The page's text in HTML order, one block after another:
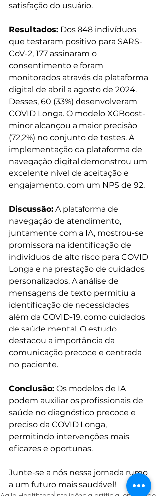
satisfação do usuário.
Resultados: Dos 848 indivíduos
que testaram positivo para SARS-
CoV-2, 177 assinaram o
consentimento e foram
monitorados através da plataforma
digital de abril a agosto de 2024.
Desses, 60 (33%) desenvolveram
COVID Longa. O modelo XGBoost-
minor alcançou a maior precisão
(72,2%) no conjunto de testes. A
implementação da plataforma de
navegação digital demonstrou um
excelente nível de aceitação e
engajamento, com um NPS de 92.
Discussão: A plataforma de
navegação de atendimento,
juntamente com a IA, mostrou-se
promissora na identificação de
indivíduos de alto risco para COVID
Longa e na prestação de cuidados
personalizados. A análise de
mensagens de texto permitiu a
identificação de necessidades
além da COVID-19, como cuidados
de saúde mental. O estudo
destacou a importância da
comunicação precoce e centrada
no paciente.
Conclusão: Os modelos de IA
podem auxiliar os profissionais de
saúde no diagnóstico precoce e
preciso da COVID Longa,
permitindo intervenções mais
eficazes e oportunas.
Junte-se a nós nessa jornada rumo
a um futuro mais saudável!